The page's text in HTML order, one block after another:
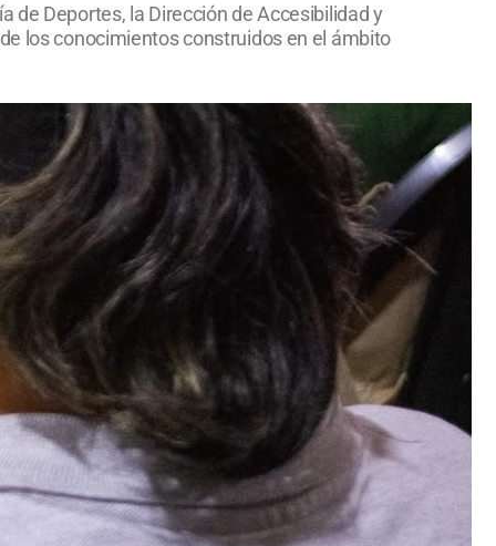
de Deportes, la Dirección de Accesibilidad y
los conocimientos construidos en el ámbito